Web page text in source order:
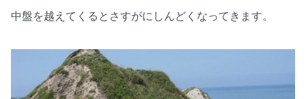
中盤を越えてくるとさすがにしんどくなってきます。